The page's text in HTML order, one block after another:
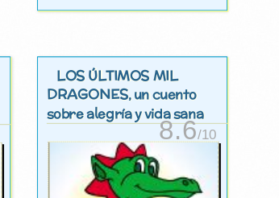
LOS ÚLTIMOS MIL
DRAGONES, un cuento
sobre alegría y vida sana
8.6/10